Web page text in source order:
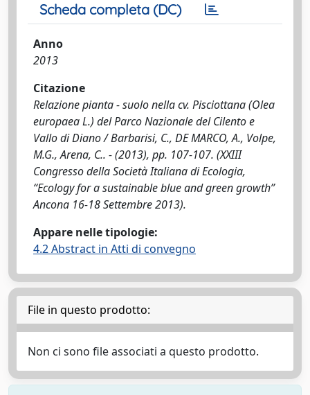
Scheda completa (DC)
Anno
2013
Citazione
Relazione pianta - suolo nella cv. Pisciottana (Olea
europaea L.) del Parco Nazionale del Cilento e
Vallo di Diano / Barbarisi, C., DE MARCO, A., Volpe,
M.G., Arena, C.. - (2013), pp. 107-107. (XXIII
Congresso della Società Italiana di Ecologia,
“Ecology for a sustainable blue and green growth”
Ancona 16-18 Settembre 2013).
Appare nelle tipologie:
4.2 Abstract in Atti di convegno
File in questo prodotto:
Non ci sono file associati a questo prodotto.